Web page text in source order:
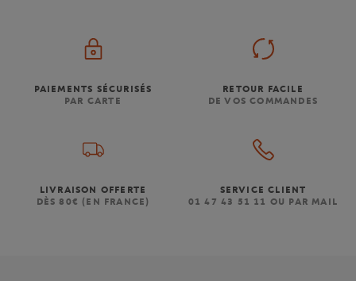
PAIEMENTS SÉCURISÉS
PAR CARTE
RETOUR FACILE
DE VOS COMMANDES
LIVRAISON OFFERTE
DÈS 80€ (EN FRANCE)
SERVICE CLIENT
01 47 43 51 11 OU PAR MAIL